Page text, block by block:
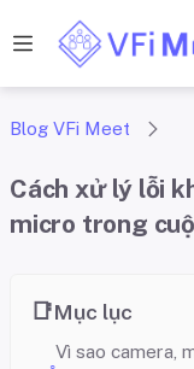
Blog VFi Meet
Cách xử lý lỗi
micro trong
Mục lục
Vì sao camera,